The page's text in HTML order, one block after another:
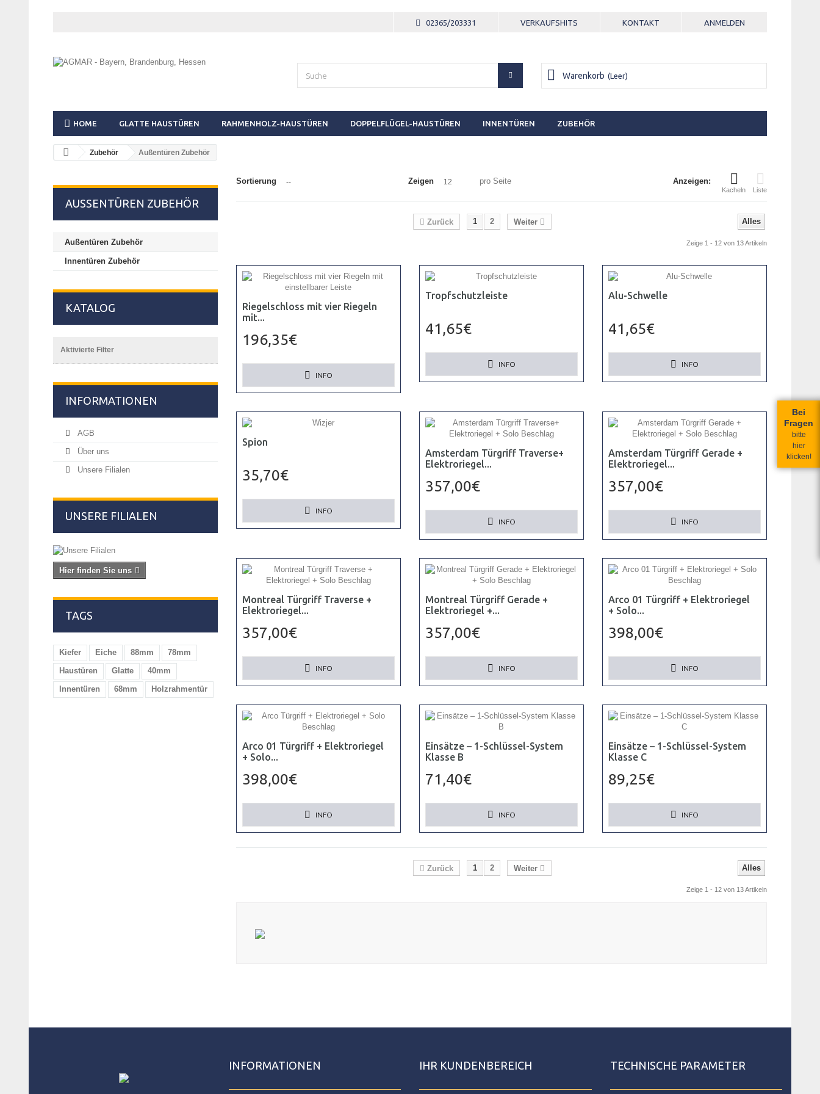
ANMELDEN
KONTAKT
VERKAUFSHITS
02365/203331
Warenkorb (Leer)
HOME GLATTE HAUSTÜREN RAHMENHOLZ-HAUSTÜREN DOPPELFLÜGEL-HAUSTÜREN INNENTÜREN ZUBEHÖR
Zubehör Außentüren Zubehör
AUSSENTÜREN ZUBEHÖR
Außentüren Zubehör
Innentüren Zubehör
KATALOG
Aktivierte Filter
INFORMATIONEN
AGB
Über uns
Unsere Filialen
UNSERE FILIALEN
Hier finden Sie uns
TAGS
Kiefer Eiche 88mm
78mm
Haustüren
Glatte
40mm
Innentüren
68mm Holzrahmentür
Anzeigen:
Kacheln Liste
Sortierung -- Zeigen 12 pro Seite
Alles
Zurück 1 2 Weiter
Zeige 1 - 12 von 13 Artikeln
Riegelschloss mit vier Riegeln
mit...
196,35€
INFO
Tropfschutzleiste
41,65€
INFO
Alu-Schwelle
41,65€
INFO
Spion
35,70€
INFO
Amsterdam Türgriff Traverse+
Elektroriegel...
357,00€
INFO
Amsterdam Türgriff Gerade +
Elektroriegel...
357,00€
INFO
Montreal Türgriff Traverse +
Elektroriegel...
357,00€
INFO
Montreal Türgriff Gerade +
Elektroriegel +...
357,00€
INFO
Arco 01 Türgriff + Elektroriegel
+ Solo...
398,00€
INFO
Arco 01 Türgriff + Elektroriegel
+ Solo...
398,00€
INFO
Einsätze – 1-Schlüssel-System
Klasse B
71,40€
INFO
Einsätze – 1-Schlüssel-System
Klasse C
89,25€
INFO
Alles
Zurück 1 2 Weiter
Zeige 1 - 12 von 13 Artikeln
INFORMATIONEN IHR KUNDENBEREICH TECHNISCHE PARAMETER
Bei
Fragen
bitte
hier
klicken!